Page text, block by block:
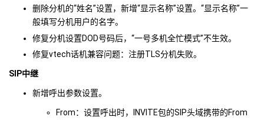
删除分机的“姓名”设置，新增“显示名称”设置。“显示名称”一
般填写分机用户的名字。
修复分机设置DOD号码后，“一号多机全忙模式”不生效。
修复vtech话机兼容问题：注册TLS分机失败。
SIP中继
新增呼出参数设置。
From：设置呼出时，INVITE包的SIP头域携带的From